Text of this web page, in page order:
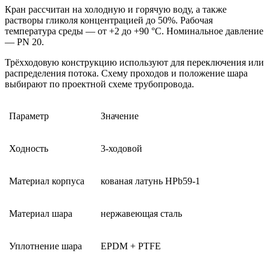
Кран рассчитан на холодную и горячую воду, а также
растворы гликоля концентрацией до 50%. Рабочая
температура среды — от +2 до +90 °C. Номинальное давление
— PN 20.
Трёхходовую конструкцию используют для переключения или
распределения потока. Схему проходов и положение шара
выбирают по проектной схеме трубопровода.
Параметр Значение
Ходность 3-ходовой
Материал корпуса кованая латунь HPb59-1
Материал шара нержавеющая сталь
Уплотнение шара EPDM + PTFE